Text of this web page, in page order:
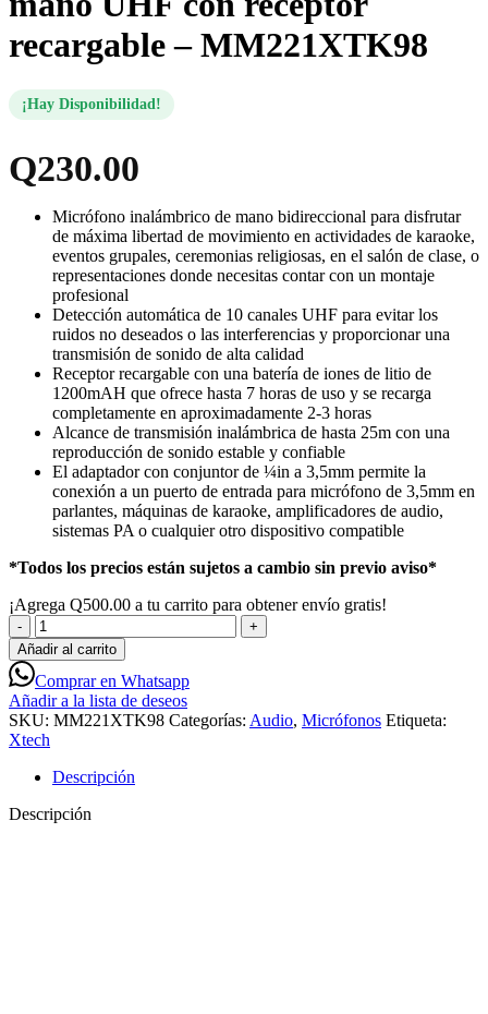
recargable – MM221XTK98
¡Hay Disponibilidad!
Q230.00
Micrófono inalámbrico de mano bidireccional para disfrutar
de máxima libertad de movimiento en actividades de karaoke,
eventos grupales, ceremonias religiosas, en el salón de clase, o
representaciones donde necesitas contar con un montaje
profesional
Detección automática de 10 canales UHF para evitar los
ruidos no deseados o las interferencias y proporcionar una
transmisión de sonido de alta calidad
Receptor recargable con una batería de iones de litio de
1200mAH que ofrece hasta 7 horas de uso y se recarga
completamente en aproximadamente 2-3 horas
Alcance de transmisión inalámbrica de hasta 25m con una
reproducción de sonido estable y confiable
El adaptador con conjuntor de ¼in a 3,5mm permite la
conexión a un puerto de entrada para micrófono de 3,5mm en
parlantes, máquinas de karaoke, amplificadores de audio,
sistemas PA o cualquier otro dispositivo compatible
*Todos los precios están sujetos a cambio sin previo aviso*
¡Agrega Q500.00 a tu carrito para obtener envío gratis!
XTECH
XTS-
690
UNIXON
Micrófono
inalámbrico
de
UHF
receptor
Añadir al carrito
Comprar en Whatsapp
Añadir a la lista de deseos
SKU: MM221XTK98 Categorías: Audio, Micrófonos Etiqueta:
Xtech
Descripción
Descripción